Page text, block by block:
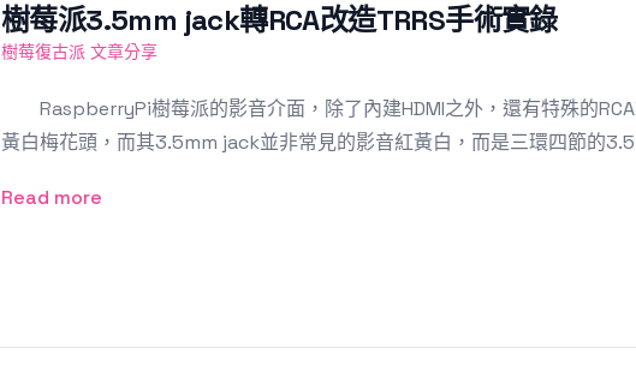
樹莓派3.5mm jack轉RCA改造TRRS手術實錄
樹莓復古派 文章分享
RaspberryPi樹莓派的影音介面，除了內建HDMI之外，還有特殊的
黃白梅花頭，而其3.5mm jack並非常見的影音紅黃白，而是三環四節的
Read more